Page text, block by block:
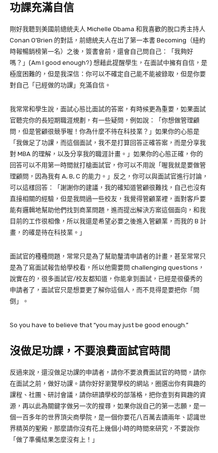
功課充滿自信
剛好我聽到美國前總統夫人 Michelle Obama 和我喜歡的脫口秀主持人
Conan O’Brien 的對話，前總統夫人在出了第一本書 Becoming（紐約
時報暢銷榜第一名）之後，簽書會前，還會自己問自己：「我夠好
嗎？」(Am I good enough?) 想藉此提醒學生，在面試中擁有自信，是
極度困難的，但是我深信：你可以不確定自己能不能被錄取，但是你要
對自己「已經做的功課」充滿自信。
我常常和學生說，面試心態比面試的答案，有時候更為重要，如果面試
官聽完你的長短期職涯規劃，有一些疑問，例如說：「你想做管理顧
問，但是管顧很競爭喔！你為什麼不待在科技業？」如果你的心態是
「我做足了功課，而這個面試，我不是打算回答正確答案，而是分享我
對 MBA 的理解，以及分享我的職涯計畫。」如果你的心態正確，你的
回答可以不用第一時間就打槍面試官，你可以不用說「喔我就是要做管
理顧問，因為我有 A, B, C 的能力。」反之，你可以與面試官進行討論，
可以這樣回答：「謝謝你的建議，我的確知道管顧很難找，自己也沒有
直接相關的經驗，但是我問過一些校友，我覺得管顧業裡，面對客戶要
能有邏輯地幫助他們找到商業問題，進而提出解決方案這個面向，和我
目前的工作很相像，所以我還是希望必要之後進入管顧業，而我的 B 計
畫，的確是待在科技業。」
面試官的種種問題，常常只是為了幫助釐清申請者的計畫，甚至常常只
是為了寫面試報告給學校看，所以他需要問 challenging questions，
說實在的，很多面試官/校友都知道，你能拿到面試，已經是很優秀的
申請者了，面試官只是想要更了解你這個人，而不見得是要把你「問
倒」。
So you have to believe that “you may just be good enough.”
沒做足功課，不要浪費面試官時間
反過來說，還沒做足功課的申請者，請你不要浪費面試官的時間，請你
在面試之前，做好功課。請你好好瀏覽學校的網站，圈選出你有興趣的
課程、社團、研討會議，請你研讀學校的部落格，把你查到有興趣的資
源，再以此為關鍵字做另一次的搜尋，如果你說自己的第一志願，是一
個一百多年的世界頂尖商學院，是一個你要花八百萬去讀兩年、認識世
界精英的聖殿，那麼請你沒有花上幾個小時的時間來研究，不要說你
「做了準備結果怎麼沒有上！」